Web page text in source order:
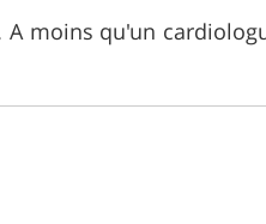
moins qu'un